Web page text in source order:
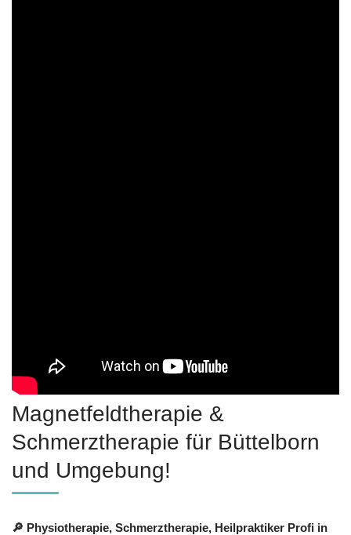
Magnetfeldtherapie &
Schmerztherapie für Büttelborn
und Umgebung!
🔎 Physiotherapie, Schmerztherapie, Heilpraktiker Profi in